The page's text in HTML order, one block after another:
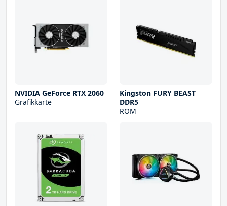
NVIDIA GeForce RTX 2060
Grafikkarte
Kingston FURY BEAST
DDR5
ROM